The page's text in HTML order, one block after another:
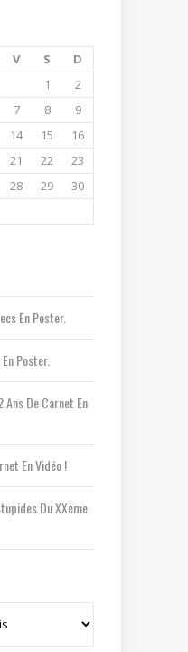
V S
D
1
2
7 8
9
14 15
16
21 22
23
28 29
30
En Poster.
Poster.
Ans De Carnet En
En Vidéo !
Du XXème